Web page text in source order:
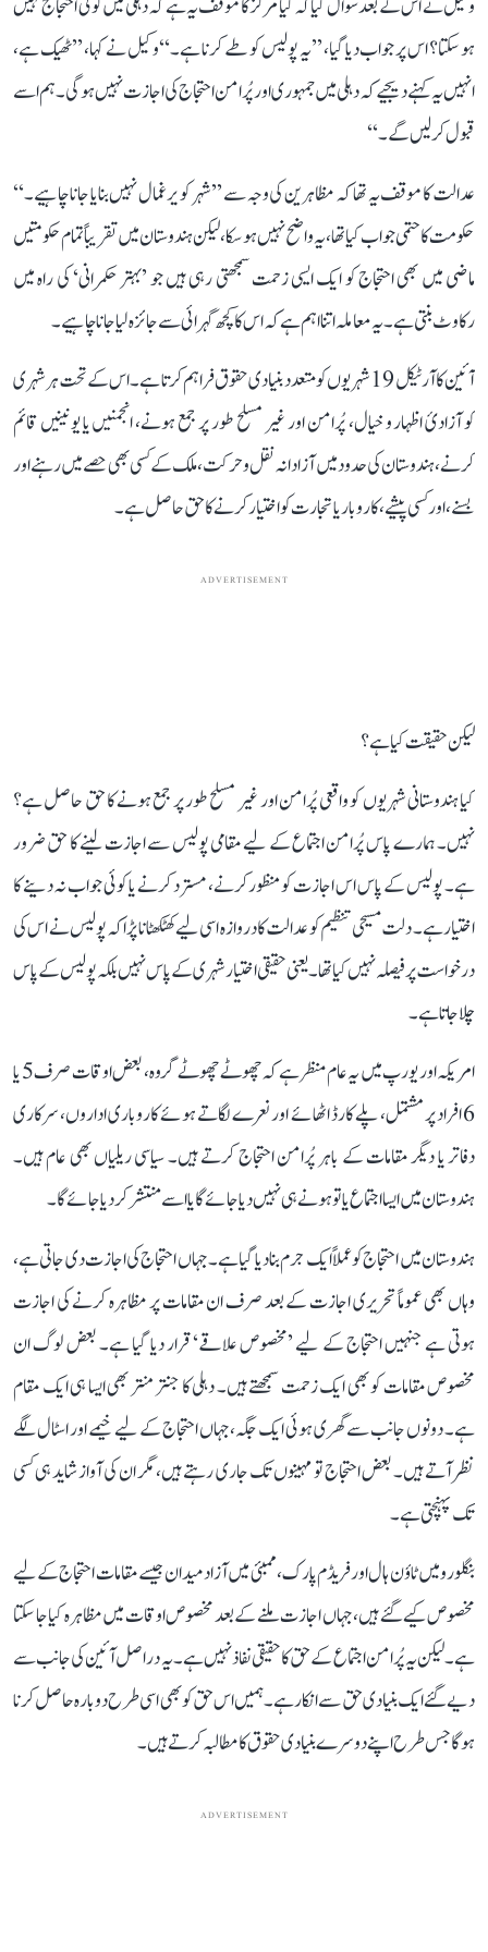
وکیل نے اس کے بعد سوال کیا کہ کیا مرکز کا موقف یہ ہے کہ دہلی میں کوئی احتجاج نہیں
ہو سکتا؟ اس پر جواب دیا گیا، ’’یہ پولیس کو طے کرنا ہے۔‘‘ وکیل نے کہا، ’’ٹھیک ہے،
انہیں یہ کہنے دیجیے کہ دہلی میں جمہوری اور پُرامن احتجاج کی اجازت نہیں ہوگی۔ ہم اسے
قبول کر لیں گے۔‘‘
عدالت کا موقف یہ تھا کہ مظاہرین کی وجہ سے ’’شہر کو یرغمال نہیں بنایا جانا چاہیے۔‘‘
حکومت کا حتمی جواب کیا تھا، یہ واضح نہیں ہو سکا، لیکن ہندوستان میں تقریباً تمام حکومتیں
ماضی میں بھی احتجاج کو ایک ایسی زحمت سمجھتی رہی ہیں جو ’بہتر حکمرانی‘ کی راہ میں
رکاوٹ بنتی ہے۔ یہ معاملہ اتنا اہم ہے کہ اس کا کچھ گہرائی سے جائزہ لیا جانا چاہیے۔
آئین کا آرٹیکل 19 شہریوں کو متعدد بنیادی حقوق فراہم کرتا ہے۔ اس کے تحت ہر شہری
کو آزادیٔ اظہار و خیال، پُرامن اور غیر مسلح طور پر جمع ہونے، انجمنیں یا یونینیں قائم
کرنے، ہندوستان کی حدود میں آزادانہ نقل و حرکت، ملک کے کسی بھی حصے میں رہنے اور
بسنے، اور کسی پیشے، کاروبار یا تجارت کو اختیار کرنے کا حق حاصل ہے۔
ADVERTISEMENT
لیکن حقیقت کیا ہے؟
کیا ہندوستانی شہریوں کو واقعی پُرامن اور غیر مسلح طور پر جمع ہونے کا حق حاصل ہے؟
نہیں۔ ہمارے پاس پُرامن اجتماع کے لیے مقامی پولیس سے اجازت لینے کا حق ضرور
ہے۔ پولیس کے پاس اس اجازت کو منظور کرنے، مسترد کرنے یا کوئی جواب نہ دینے کا
اختیار ہے۔ دلت مسیحی تنظیم کو عدالت کا دروازہ اسی لیے کھٹکھٹانا پڑا کہ پولیس نے اس کی
درخواست پر فیصلہ نہیں کیا تھا۔ یعنی حقیقی اختیار شہری کے پاس نہیں بلکہ پولیس کے پاس
چلا جاتا ہے۔
امریکہ اور یورپ میں یہ عام منظر ہے کہ چھوٹے چھوٹے گروہ، بعض اوقات صرف 5 یا
6 افراد پر مشتمل، پلے کارڈ اٹھائے اور نعرے لگاتے ہوئے کاروباری اداروں، سرکاری
دفاتر یا دیگر مقامات کے باہر پُرامن احتجاج کرتے ہیں۔ سیاسی ریلیاں بھی عام ہیں۔
ہندوستان میں ایسا اجتماع یا تو ہونے ہی نہیں دیا جائے گا یا اسے منتشر کر دیا جائے گا۔
ہندوستان میں احتجاج کو عملاً ایک جرم بنا دیا گیا ہے۔ جہاں احتجاج کی اجازت دی جاتی ہے،
وہاں بھی عموماً تحریری اجازت کے بعد صرف ان مقامات پر مظاہرہ کرنے کی اجازت
ہوتی ہے جنہیں احتجاج کے لیے ’مخصوص علاقے‘ قرار دیا گیا ہے۔ بعض لوگ ان
مخصوص مقامات کو بھی ایک زحمت سمجھتے ہیں۔ دہلی کا جنتر منتر بھی ایسا ہی ایک مقام
ہے۔ دونوں جانب سے گھری ہوئی ایک جگہ، جہاں احتجاج کے لیے خیمے اور اسٹال لگے
نظر آتے ہیں۔ بعض احتجاج تو مہینوں تک جاری رہتے ہیں، مگر ان کی آواز شاید ہی کسی
تک پہنچتی ہے۔
بنگلورو میں ٹاؤن ہال اور فریڈم پارک، ممبئی میں آزاد میدان جیسے مقامات احتجاج کے لیے
مخصوص کیے گئے ہیں، جہاں اجازت ملنے کے بعد مخصوص اوقات میں مظاہرہ کیا جا سکتا
ہے۔ لیکن یہ پُرامن اجتماع کے حق کا حقیقی نفاذ نہیں ہے۔ یہ دراصل آئین کی جانب سے
دیے گئے ایک بنیادی حق سے انکار ہے۔ ہمیں اس حق کو بھی اسی طرح دوبارہ حاصل کرنا
ہوگا جس طرح اپنے دوسرے بنیادی حقوق کا مطالبہ کرتے ہیں۔
ADVERTISEMENT